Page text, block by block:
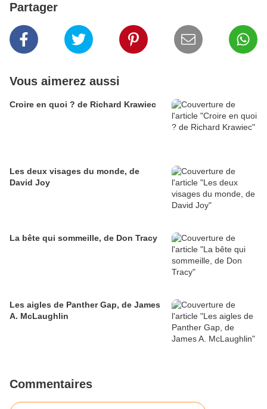
Partager
Vous aimerez aussi
Croire en quoi ? de Richard Krawiec
Les deux visages du monde, de
David Joy
La bête qui sommeille, de Don Tracy
Les aigles de Panther Gap, de James
A. McLaughlin
Commentaires